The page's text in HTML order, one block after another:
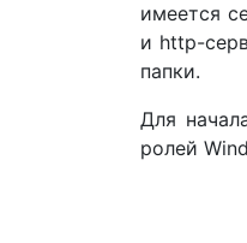
имеется
и http-
папки.
Для
ролей